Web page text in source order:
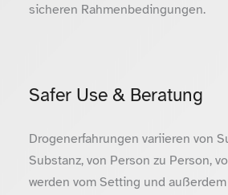
sicheren Rahmenbedingungen.
Safer Use & Beratung
Drogenerfahrungen variieren von
Substanz, von Person zu Person,
werden vom Setting und